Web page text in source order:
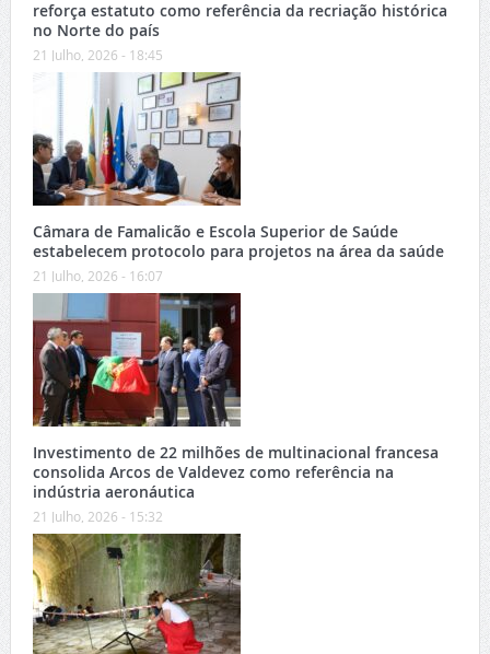
reforça estatuto como referência da recriação histórica
no Norte do país
21 Julho, 2026 - 18:45
Câmara de Famalicão e Escola Superior de Saúde
estabelecem protocolo para projetos na área da saúde
21 Julho, 2026 - 16:07
Investimento de 22 milhões de multinacional francesa
consolida Arcos de Valdevez como referência na
indústria aeronáutica
21 Julho, 2026 - 15:32